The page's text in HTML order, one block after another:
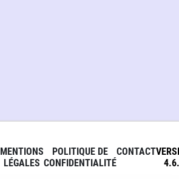
MENTIONS
LÉGALES
POLITIQUE DE
CONFIDENTIALITÉ
CONTACT